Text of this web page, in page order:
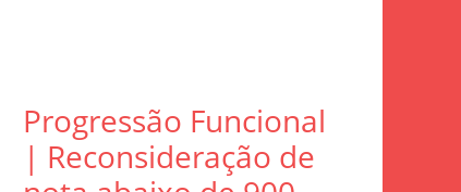
Progressão Funcional
| Reconsideração de